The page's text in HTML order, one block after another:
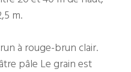
m.
à rouge-brun clair.
pâle Le grain est